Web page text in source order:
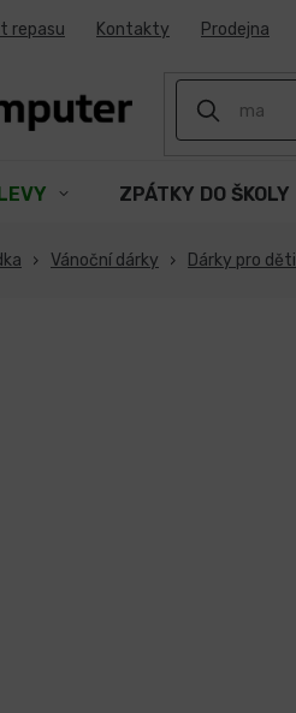
repasu Kontakty Prodejna
ZPÁTKY DO ŠKOLY
Vánoční dárky Dárky pro děti